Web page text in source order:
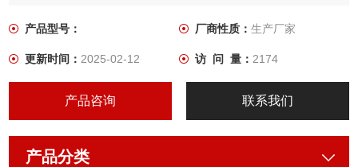
产品型号： 厂商性质： 生产厂家
更新时间：2025-02-12 访 问 量： 2174
产品咨询 联系我们
产品分类